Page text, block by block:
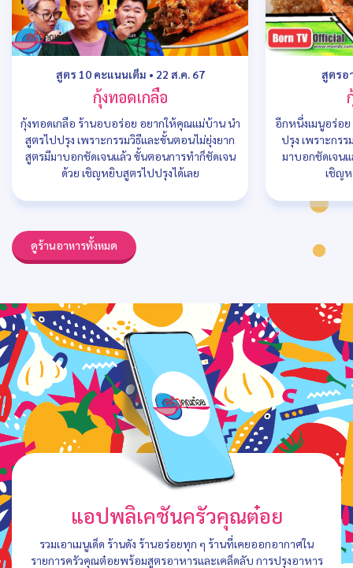
สูตร 10 คะแนนเต็ม • 22 ส.ค. 67
กุ้งทอดเกลือ
กุ้งทอดเกลือ ร้านอบอร่อย อยากให้คุณแม่บ้าน นำ
สูตรไปปรุง เพราะกรรมวิธีและขั้นตอนไม่ยุ่งยาก
สูตรมีมาบอกชัดเจนแล้ว ขั้นตอนการทำก็ชัดเจน
ด้วย เชิญหยิบสูตรไปปรุงได้เลย
สูตรอ
อีกหนึ่งเมนูอร่อ
ปรุง เพราะกร
มาบอกชัดเจน
เชิญห
ดูร้านอาหารทั้งหมด
แอปพลิเคชันครัวคุณต๋อย
รวมเอาเมนูเด็ด ร้านดัง ร้านอร่อยทุก ๆ ร้านที่เคยออกอากาศใน
รายการครัวคุณต๋อยพร้อมสูตรอาหารและเคล็ดลับ การปรุงอาหาร